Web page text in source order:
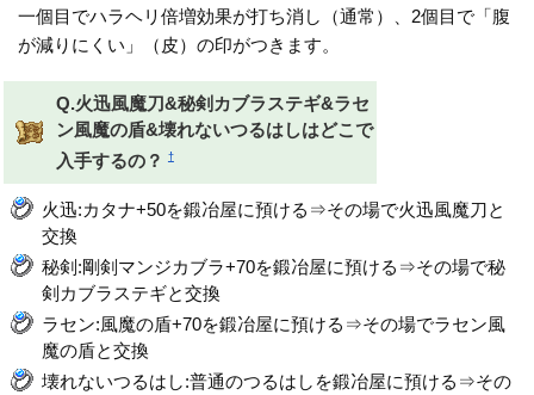
一個目でハラヘリ倍増効果が打ち消し（通常）、2個目で「腹
が減りにくい」（皮）の印がつきます。
Q.火迅風魔刀&秘剣カブラステギ&ラセ
ン風魔の盾&壊れないつるはしはどこで
入手するの？
†
火迅:カタナ+50を鍛冶屋に預ける⇒その場で火迅風魔刀と
交換
秘剣:剛剣マンジカブラ+70を鍛冶屋に預ける⇒その場で秘
剣カブラステギと交換
ラセン:風魔の盾+70を鍛冶屋に預ける⇒その場でラセン風
魔の盾と交換
壊れないつるはし:普通のつるはしを鍛冶屋に預ける⇒その